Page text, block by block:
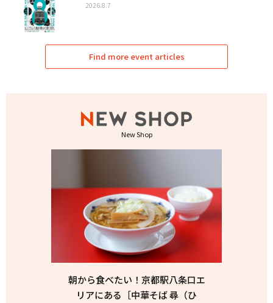
2026.8.7
Find more event articles
New Shop
朝から食べたい！京都駅八条口エ
リアにある［中華そば 尋（ひ